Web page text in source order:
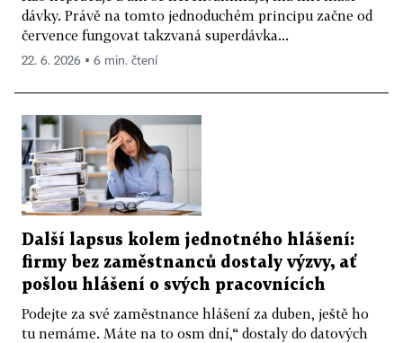
dávky. Právě na tomto jednoduchém principu začne od
července fungovat takzvaná superdávka...
22. 6. 2026 ▪ 6 min. čtení
Další lapsus kolem jednotného hlášení:
firmy bez zaměstnanců dostaly výzvy, ať
pošlou hlášení o svých pracovnících
Podejte za své zaměstnance hlášení za duben, ještě ho
tu nemáme. Máte na to osm dní,“ dostaly do datových